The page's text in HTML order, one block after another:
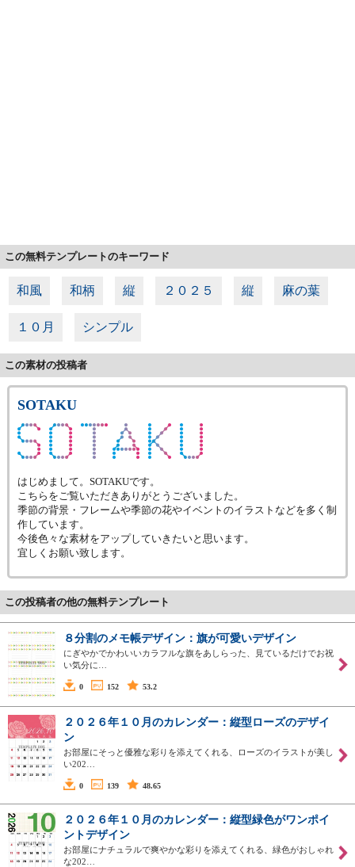
この無料テンプレートのキーワード
和風 和柄 縦 ２０２５ 縦 麻の葉
１０月 シンプル
この素材の投稿者
SOTAKU
はじめまして。SOTAKUです。
こちらをご覧いただきありがとうございました。
季節の背景・フレームや季節の花やイベントのイラストなどを多く制
作しています。
今後色々な素材をアップしていきたいと思います。
宜しくお願い致します。
この投稿者の他の無料テンプレート
８分割のメモ帳デザイン：旗が可愛いデザイン
にぎやかでかわいいカラフルな旗をあしらった、見ているだけでお祝
い気分に…
0 152 53.2
２０２６年１０月のカレンダー：縦型ローズのデザイ
ン
お部屋にそっと優雅な彩りを添えてくれる、ローズのイラストが美し
い202…
0 139 48.65
２０２６年１０月のカレンダー：縦型緑色がワンポイ
ントデザイン
お部屋にナチュラルで爽やかな彩りを添えてくれる、緑色がおしゃれ
な202…